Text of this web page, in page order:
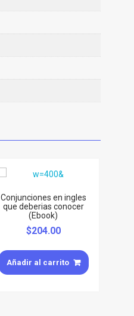
Conjunciones en ingles
que deberias conocer
(Ebook)
$204.00
Añadir al carrito